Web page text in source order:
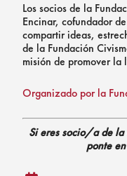
Los socios de la
Encinar, cofundador
compartir ideas,
de la Fundación
misión de promover la
Organizado por la
Si eres socio/a de la
ponte